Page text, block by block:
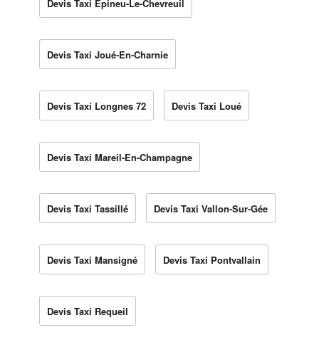
Devis Taxi Épineu-Le-Chevreuil
Devis Taxi Joué-En-Charnie
Devis Taxi Longnes 72 Devis Taxi Loué
Devis Taxi Mareil-En-Champagne
Devis Taxi Tassillé Devis Taxi Vallon-Sur-Gée
Devis Taxi Mansigné Devis Taxi Pontvallain
Devis Taxi Requeil